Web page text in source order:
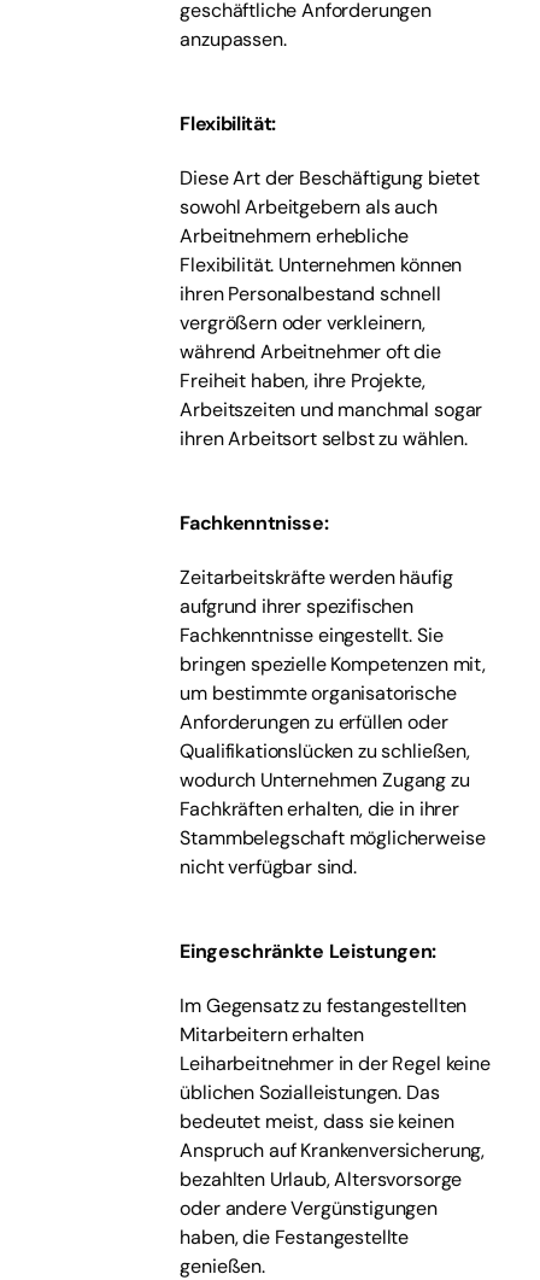
geschäftliche Anforderungen
anzupassen.
Flexibilität:
Diese Art der Beschäftigung bietet
sowohl Arbeitgebern als auch
Arbeitnehmern erhebliche
Flexibilität. Unternehmen können
ihren Personalbestand schnell
vergrößern oder verkleinern,
während Arbeitnehmer oft die
Freiheit haben, ihre Projekte,
Arbeitszeiten und manchmal sogar
ihren Arbeitsort selbst zu wählen.
Fachkenntnisse:
Zeitarbeitskräfte werden häufig
aufgrund ihrer spezifischen
Fachkenntnisse eingestellt. Sie
bringen spezielle Kompetenzen mit,
um bestimmte organisatorische
Anforderungen zu erfüllen oder
Qualifikationslücken zu schließen,
wodurch Unternehmen Zugang zu
Fachkräften erhalten, die in ihrer
Stammbelegschaft möglicherweise
nicht verfügbar sind.
Eingeschränkte Leistungen:
Im Gegensatz zu festangestellten
Mitarbeitern erhalten
Leiharbeitnehmer in der Regel keine
üblichen Sozialleistungen. Das
bedeutet meist, dass sie keinen
Anspruch auf Krankenversicherung,
bezahlten Urlaub, Altersvorsorge
oder andere Vergünstigungen
haben, die Festangestellte
genießen.